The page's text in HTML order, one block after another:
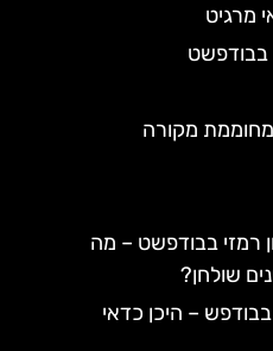
מרגיט
בבודפשט
מקורה
רמזי בבודפשט – מה
שולחן?
– היכן כדאי